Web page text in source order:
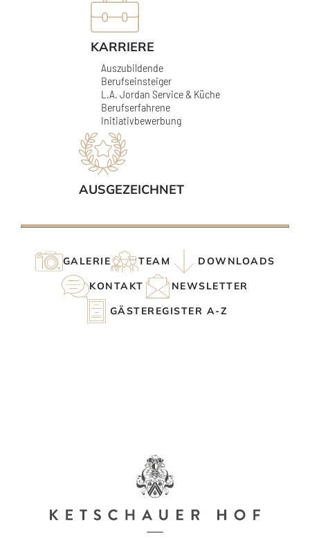
KARRIERE
Auszubildende
Berufseinsteiger
L.A. Jordan Service & Küche
Berufserfahrene
Initiativbewerbung
AUSGEZEICHNET
GALERIE TEAM
DOWNLOADS
KONTAKT
NEWSLETTER
GÄSTEREGISTER A-Z